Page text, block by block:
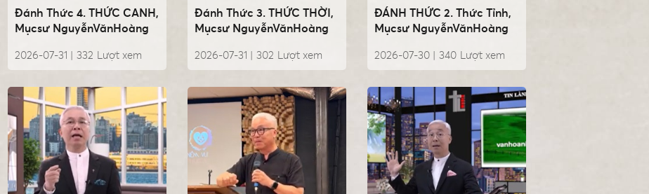
Đánh Thức 4. THỨC CANH,
Mụcsư NguyễnVănHoàng
2026-07-31 | Lượt xem
332
Đánh Thức 3. THỨC THỜI,
Mụcsư NguyễnVănHoàng
2026-07-31 | Lượt xem
302
ĐÁNH THỨC 2. Thức Tỉnh,
Mụcsư NguyễnVănHoàng
2026-07-30 | Lượt xem
340